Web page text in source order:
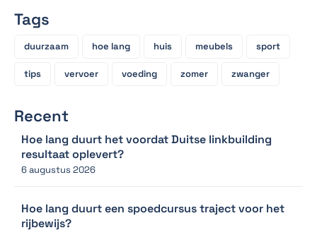
Tags
duurzaam hoe lang huis meubels sport
tips vervoer voeding zomer zwanger
Recent
Hoe lang duurt het voordat Duitse linkbuilding
resultaat oplevert?
6 augustus 2026
Hoe lang duurt een spoedcursus traject voor het
rijbewijs?